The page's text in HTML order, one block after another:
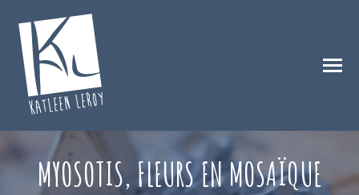
MYOSOTIS, FLEURS EN MOSAÏQUE